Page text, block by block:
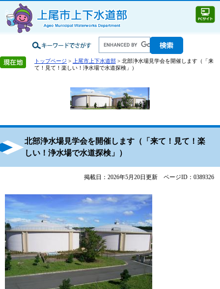
トップページ > 上尾市上下水道部 > 北部浄水場見学会を開催します（「来
て！見て！楽しい！浄水場で水道探検」）
北部浄水場見学会を開催します（「来て！見て！楽
しい！浄水場で水道探検」）
掲載日：2026年5月20日更新 ページID：0389326